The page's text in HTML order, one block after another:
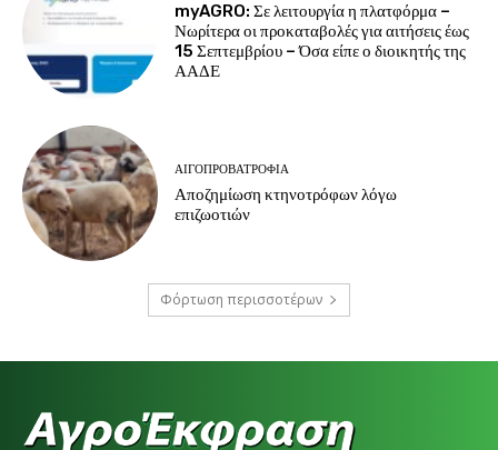
myAGRO: Σε λειτουργία η πλατφόρμα –
Νωρίτερα οι προκαταβολές για αιτήσεις έως
15 Σεπτεμβρίου – Όσα είπε ο διοικητής της
ΑΑΔΕ
ΑΙΓΟΠΡΟΒΑΤΡΟΦΊΑ
Αποζημίωση κτηνοτρόφων λόγω
επιζωοτιών
Φόρτωση περισσοτέρων